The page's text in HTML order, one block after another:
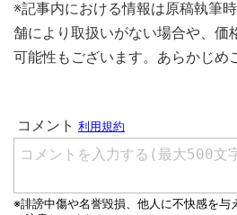
※記事内における情報は原稿執筆
舗により取扱いがない場合や、価
可能性もございます。あらかじめ